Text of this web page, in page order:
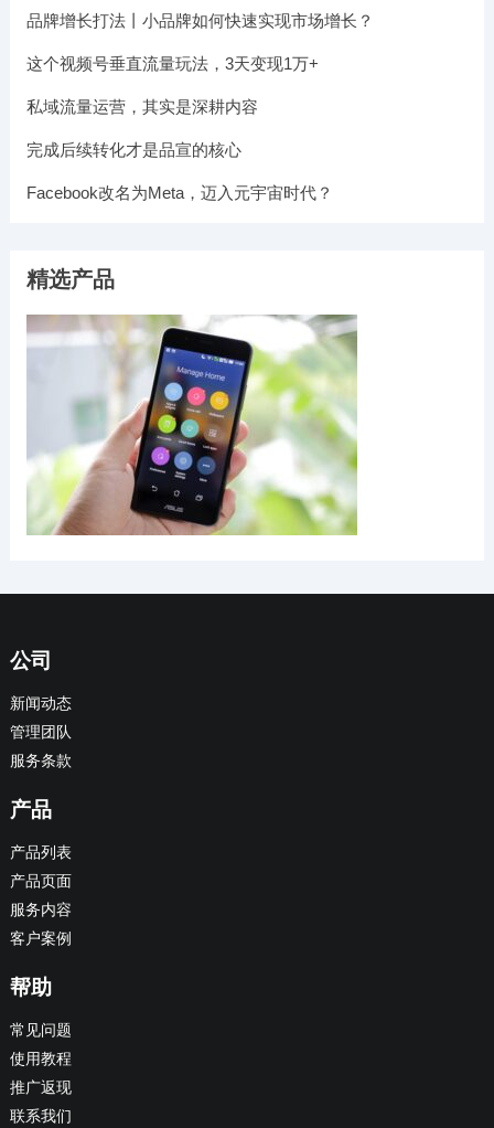
品牌增长打法丨小品牌如何快速实现市场增长？
这个视频号垂直流量玩法，3天变现1万+​
私域流量运营，其实是深耕内容
完成后续转化才是品宣的核心
Facebook改名为Meta，迈入元宇宙时代？
精选产品
公司
新闻动态
管理团队
服务条款
产品
产品列表
产品页面
服务内容
客户案例
帮助
常见问题
使用教程
推广返现
联系我们